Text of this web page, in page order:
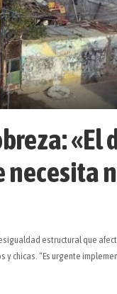
«El
estructural que
y chicas. “Es urgente